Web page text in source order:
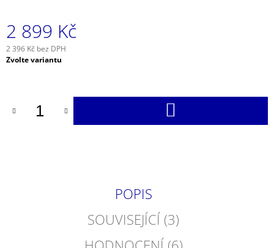
2 899 Kč
2 396 Kč bez DPH
Měrná
Zvolte variantu
POPIS
SOUVISEJÍCÍ (3)